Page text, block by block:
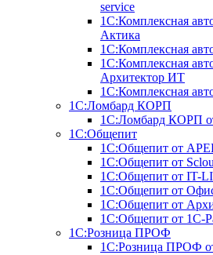
service
1С:Комплексная
Актика
1С:Комплексная
1С:Комплексная
Архитектор ИТ
1С:Комплексная
1С:Ломбард КОРП
1С:Ломбард КОРП
1С:Общепит
1С:Общепит от
1С:Общепит от
1С:Общепит от IT-
1С:Общепит от
1С:Общепит от
1С:Общепит от 1С-
1С:Розница ПРОФ
1С:Розница ПРОФ